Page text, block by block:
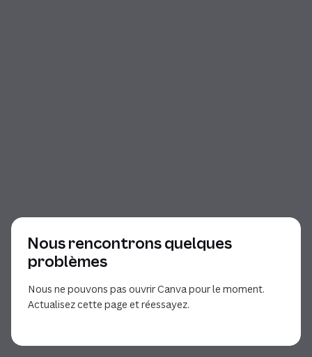
Nous rencontrons quelques
problèmes
Nous ne pouvons pas ouvrir Canva pour le moment.
Actualisez cette page et réessayez.